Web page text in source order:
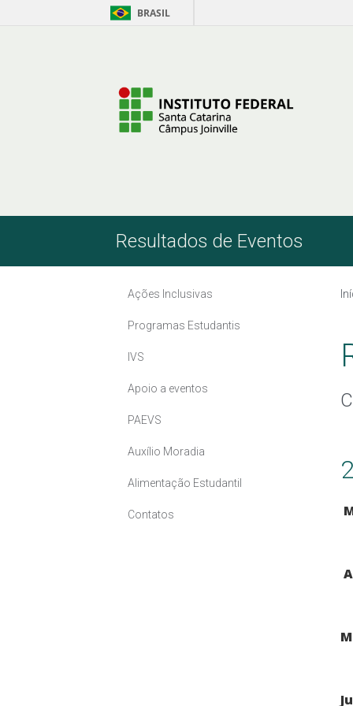
Pular para o Conteúdo BRASIL
Resultados de Eventos
Ações Inclusivas
Programas Estudantis
IVS
Apoio a eventos
PAEVS
Auxílio Moradia
Alimentação Estudantil
Contatos